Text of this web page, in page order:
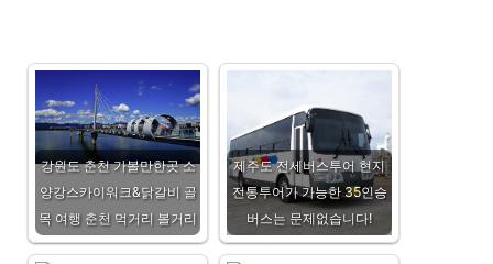
강원도 춘천 가볼만한곳 소
양강스카이워크&닭갈비 골
목 여행 춘천 먹거리 볼거리
제주도 전세버스투어 현지
전통투어가 가능한 35인승
버스는 문제없습니다!